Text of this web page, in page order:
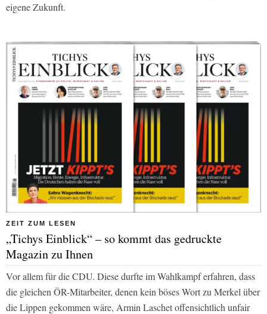
eigene Zukunft.
ZEIT ZUM LESEN
„Tichys Einblick“ – so kommt das gedruckte
Magazin zu Ihnen
Vor allem für die CDU. Diese durfte im Wahlkampf erfahren, dass
die gleichen ÖR-Mitarbeiter, denen kein böses Wort zu Merkel über
die Lippen gekommen wäre, Armin Laschet offensichtlich unfair